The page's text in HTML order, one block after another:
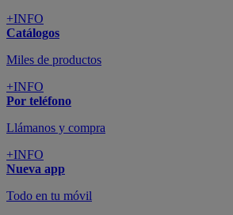
+INFO
Catálogos
Miles de productos
+INFO
Por teléfono
Llámanos y compra
+INFO
Nueva app
Todo en tu móvil